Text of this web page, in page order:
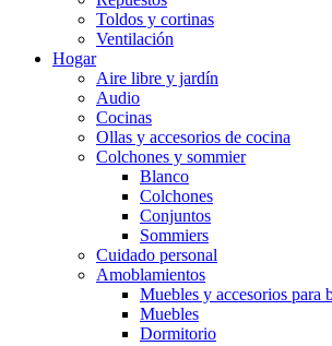
Toldos y cortinas
Ventilación
Hogar
Aire libre y jardín
Audio
Cocinas
Ollas y accesorios de cocina
Colchones y sommier
Blanco
Colchones
Conjuntos
Sommiers
Cuidado personal
Amoblamientos
Muebles y accesorios para
Muebles
Dormitorio